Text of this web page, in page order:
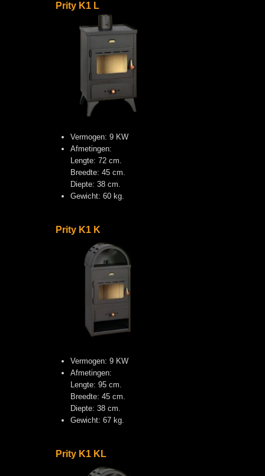
Prity K1 L
Vermogen: 9 KW
Afmetingen:
Lengte: 72 cm.
Breedte: 45 cm.
Diepte: 38 cm.
Gewicht: 60 kg.
Prity K1 K
Vermogen: 9 KW
Afmetingen:
Lengte: 95 cm.
Breedte: 45 cm.
Diepte: 38 cm.
Gewicht: 67 kg.
Prity K1 KL